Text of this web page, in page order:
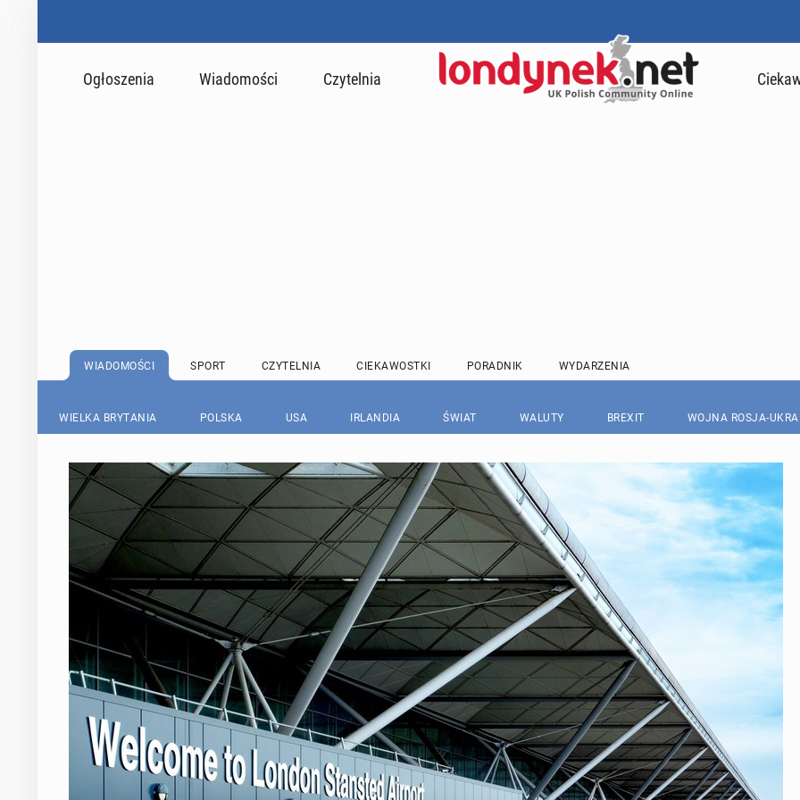
Ogłoszenia Wiadomości Czytelnia
WIADOMOŚCI SPORT CZYTELNIA CIEKAWOSTKI PORADNIK WYDARZENIA
WIELKA BRYTANIA POLSKA USA IRLANDIA ŚWIAT WALUTY BREXIT WOJNA ROSJA-